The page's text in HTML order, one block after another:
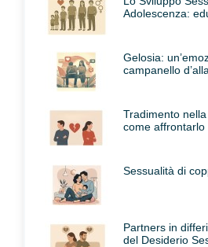
Adolescenza:
Gelosia:
campanello
Tradimento
come affrontarlo
Sessualità di
Partners in
del Desiderio